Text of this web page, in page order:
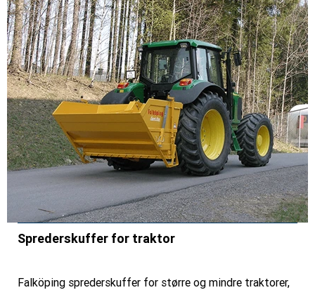
Sprederskuffer for traktor
Falköping sprederskuffer for større og mindre traktorer,